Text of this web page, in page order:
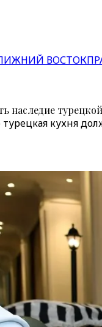
ВОСТОК
наследие
кухня